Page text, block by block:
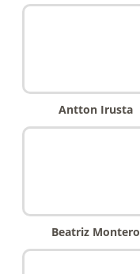
Antton Irusta
Beatriz Montero